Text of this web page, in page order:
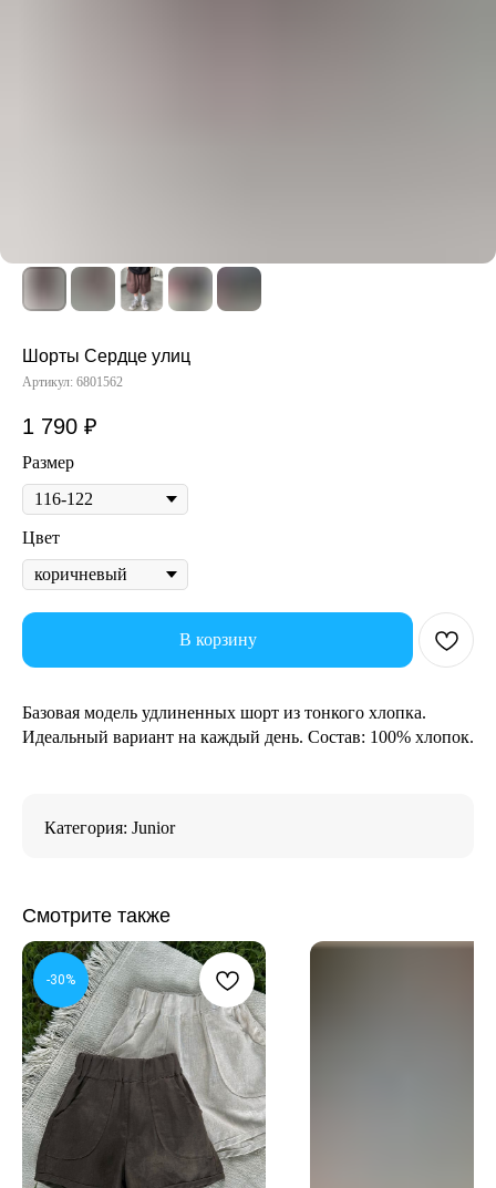
Шорты Сердце улиц
Артикул: 6801562
1 790 ₽
Размер
Цвет
В корзину
Базовая модель удлиненных шорт из тонкого хлопка.
Идеальный вариант на каждый день. Состав: 100% хлопок.
Категория: Junior
Смотрите также
-30%